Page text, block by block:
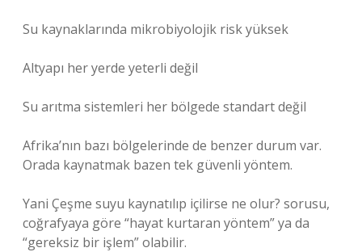
Su kaynaklarında mikrobiyolojik risk yüksek
Altyapı her yerde yeterli değil
Su arıtma sistemleri her bölgede standart değil
Afrika’nın bazı bölgelerinde de benzer durum var.
Orada kaynatmak bazen tek güvenli yöntem.
Yani Çeşme suyu kaynatılıp içilirse ne olur? sorusu,
coğrafyaya göre “hayat kurtaran yöntem” ya da
“gereksiz bir işlem” olabilir.